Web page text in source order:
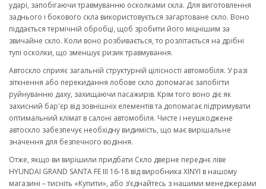
ударі, запобігаючи травмуванню осколками скла. Для виготовлення
заднього і бокового скла використовується загартоване скло. Воно
піддається термічній обробці, щоб зробити його міцнішим за
звичайне скло. Коли воно розбивається, то розлітається на дрібні
тупі осколки, що зменшує ризик травмування.
Автоскло сприяє загальній структурній цілісності автомобіля. У разі
зіткнення або перекидання лобове скло допомагає запобігти
руйнуванню даху, захищаючи пасажирів. Крім того воно діє як
захисний бар'єр від зовнішніх елементів та допомагає підтримувати
оптимальний клімат в салоні автомобіля. Чисте і неушкоджене
автоскло забезпечує необхідну видимість, що має вирішальне
значення для безпечного водіння.
Отже, якщо ви вирішили придбати Скло дверне переднє ліве
HYUNDAI GRAND SANTA FE III 16-18 від виробника XINYI в нашому
магазині – тисніть «Купити», або з’єднайтесь з нашими менеджерами